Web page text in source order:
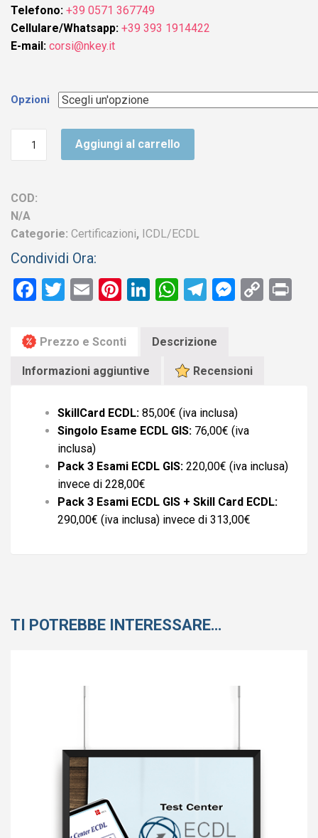
Telefono: +39 0571 367749
Cellulare/Whatsapp: +39 393 1914422
E-mail: corsi@nkey.it
Opzioni
Certificazione
Aggiungi al carrello
COD:
N/A
Categorie: Certificazioni, ICDL/ECDL
Condividi Ora:
Facebook
Twitter
EmailPinterest
LinkedIn
WhatsApp
Telegram
Copy
Prezzo e Sconti Descrizione
Informazioni aggiuntive Recensioni
SkillCard ECDL: 85,00€ (iva inclusa)
Singolo Esame ECDL GIS: 76,00€ (iva
inclusa)
Pack 3 Esami ECDL GIS: 220,00€ (iva inclusa)
invece di 228,00€
Pack 3 Esami ECDL GIS + Skill Card ECDL:
290,00€ (iva inclusa) invece di 313,00€
TI POTREBBE INTERESSARE…